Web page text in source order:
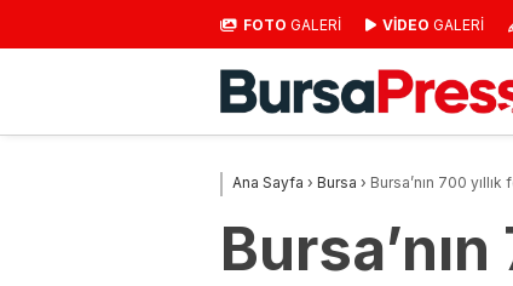
FOTO GALERİ VİDEO GALERİ
Ana Sayfa › Bursa › Bursa’nın 700